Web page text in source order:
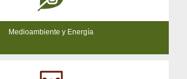
Medioambiente y Energía